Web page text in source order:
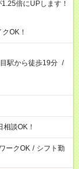
倍にUPします！
OK！
駅から徒歩19分 /
談OK！
ークOK / シフト勤